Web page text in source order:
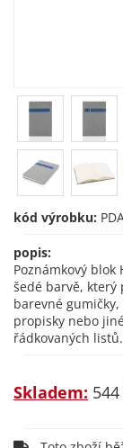
kód výrobku:
popis:
Poznámkový blok
šedé barvě,
barevné
propisky nebo
řádkovaných
Skladem: